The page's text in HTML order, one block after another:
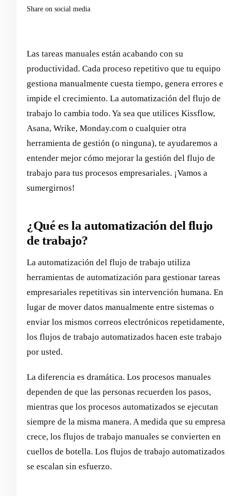
Share on social media
Las tareas manuales están acabando con su
productividad. Cada proceso repetitivo que tu equipo
gestiona manualmente cuesta tiempo, genera errores e
impide el crecimiento. La automatización del flujo de
trabajo lo cambia todo. Ya sea que utilices Kissflow,
Asana, Wrike, Monday.com o cualquier otra
herramienta de gestión (o ninguna), te ayudaremos a
entender mejor cómo mejorar la gestión del flujo de
trabajo para tus procesos empresariales. ¡Vamos a
sumergirnos!
¿Qué es la automatización del flujo
de trabajo?
La automatización del flujo de trabajo utiliza
herramientas de automatización para gestionar tareas
empresariales repetitivas sin intervención humana. En
lugar de mover datos manualmente entre sistemas o
enviar los mismos correos electrónicos repetidamente,
los flujos de trabajo automatizados hacen este trabajo
por usted.
La diferencia es dramática. Los procesos manuales
dependen de que las personas recuerden los pasos,
mientras que los procesos automatizados se ejecutan
siempre de la misma manera. A medida que su empresa
crece, los flujos de trabajo manuales se convierten en
cuellos de botella. Los flujos de trabajo automatizados
se escalan sin esfuerzo.